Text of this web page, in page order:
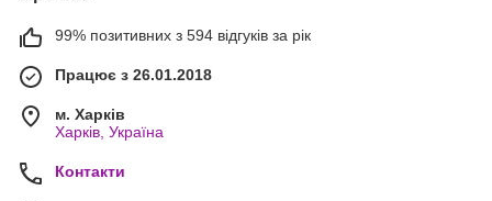
99% позитивних з 594 відгуків за рік
Працює з 26.01.2018
м. Харків
Харків, Україна
Контакти